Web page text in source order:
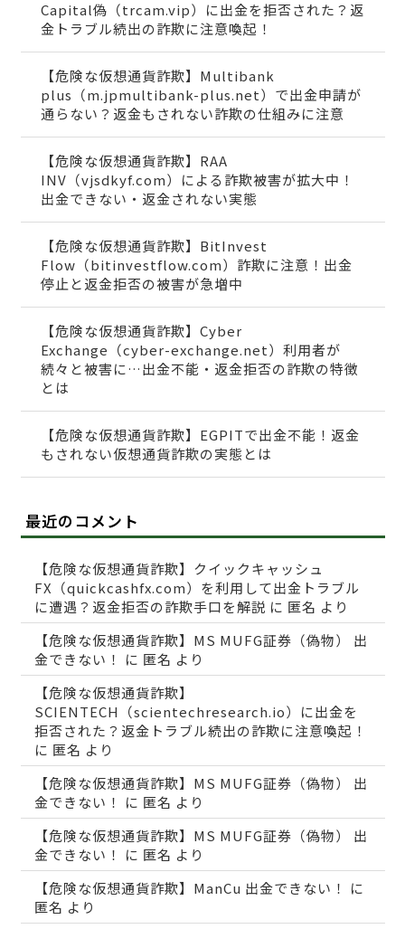
Capital偽（trcam.vip）に出金を拒否された？返
金トラブル続出の詐欺に注意喚起！
【危険な仮想通貨詐欺】Multibank
plus（m.jpmultibank-plus.net）で出金申請が
通らない？返金もされない詐欺の仕組みに注意
【危険な仮想通貨詐欺】RAA
INV（vjsdkyf.com）による詐欺被害が拡大中！
出金できない・返金されない実態
【危険な仮想通貨詐欺】BitInvest
Flow（bitinvestflow.com）詐欺に注意！出金
停止と返金拒否の被害が急増中
【危険な仮想通貨詐欺】Cyber
Exchange（cyber-exchange.net）利用者が
続々と被害に…出金不能・返金拒否の詐欺の特徴
とは
【危険な仮想通貨詐欺】EGPITで出金不能！返金
もされない仮想通貨詐欺の実態とは
最近のコメント
【危険な仮想通貨詐欺】クイックキャッシュ
FX（quickcashfx.com）を利用して出金トラブル
に遭遇？返金拒否の詐欺手口を解説 に 匿名 より
【危険な仮想通貨詐欺】MS MUFG証券（偽物） 出
金できない！
に 匿名 より
【危険な仮想通貨詐欺】
SCIENTECH（scientechresearch.io）に出金を
拒否された？返金トラブル続出の詐欺に注意喚起！
に 匿名 より
【危険な仮想通貨詐欺】MS MUFG証券（偽物） 出
金できない！
に 匿名 より
【危険な仮想通貨詐欺】MS MUFG証券（偽物） 出
金できない！
に 匿名 より
【危険な仮想通貨詐欺】ManCu 出金できない！
に
匿名 より